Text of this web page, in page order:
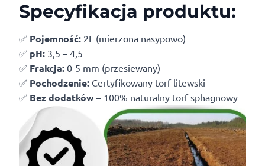
Specyfikacja produktu:
✅ Pojemność: 2L (mierzona nasypowo)
✅ pH: 3,5 – 4,5
✅ Frakcja: 0-5 mm (przesiewany)
✅ Pochodzenie: Certyfikowany torf litewski
✅ Bez dodatków – 100% naturalny torf sphagnowy